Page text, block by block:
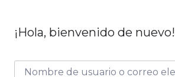
¡Hola, bienvenido de nuevo!